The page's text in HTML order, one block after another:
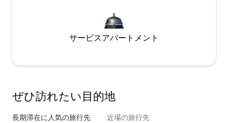
サービスアパートメント
ぜひ訪⁠れ⁠た⁠い目⁠的⁠地
長期滞在に人気の旅行先 近場の旅行先